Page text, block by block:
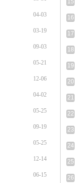
04-03
03-19
09-03
05-21
12-06
04-02
05-25
09-19
05-25
12-14
06-15
15
16
17
18
19
20
21
22
23
24
25
26